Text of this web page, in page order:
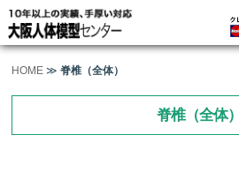
HOME ≫脊椎（全体）
脊椎（全体）